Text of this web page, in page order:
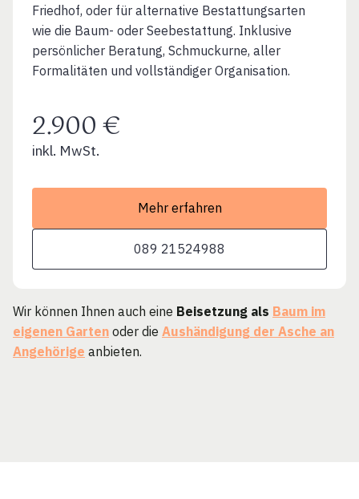
Friedhof, oder für alternative Bestattungsarten
wie die Baum- oder Seebestattung. Inklusive
persönlicher Beratung, Schmuckurne, aller
Formalitäten und vollständiger Organisation.
2.900 €
inkl. MwSt.
Mehr erfahren
089 21524988
Wir können Ihnen auch eine Beisetzung als Baum im
eigenen Garten oder die Aushändigung der Asche an
Angehörige anbieten.